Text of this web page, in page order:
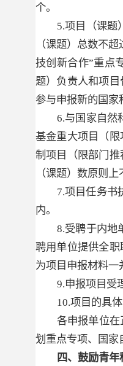
个。
5.项目（课题
（课题）总数不
技创新合作”重点
题）负责人和项
参与申报新的国家
6.与国家自然
基金重大项目（
制项目（限部门
（课题）数原则
7.项目任务书
内。
8.受聘于内地
聘用单位提供全
为项目申报材料一
9.申报项目受
10.项目的具
各申报单位
划重点专项、国家
四、鼓励青